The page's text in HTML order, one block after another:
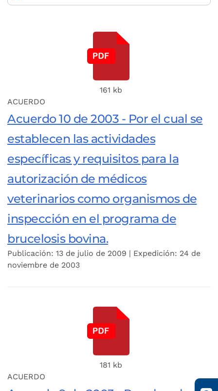
161 kb
ACUERDO
Acuerdo 10 de 2003 - Por el cual se
establecen las actividades
específicas y requisitos para la
autorización de médicos
veterinarios como organismos de
inspección en el programa de
brucelosis bovina.
Publicación: 13 de julio de 2009 | Expedición: 24 de
noviembre de 2003
181 kb
ACUERDO